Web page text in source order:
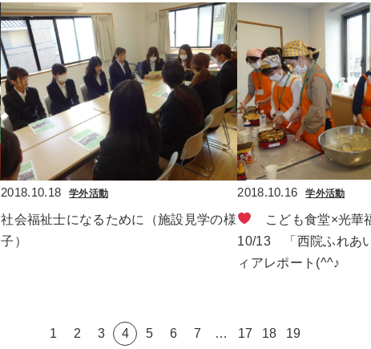
2018.10.18 学外活動
社会福祉士になるために（施設見学の様
子）
2018.10.16 学外活動
こども食堂×光華
10/13　「西院ふれあ
ィアレポート(^^♪
1 2 3 4 5 6 7 … 17 18 19